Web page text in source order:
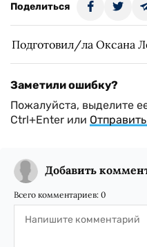
Поделиться
Подготовил/ла Оксана
Заметили ошибку?
Пожалуйста, выделите
Ctrl+Enter или
Добавить
Всего комментариев: 0